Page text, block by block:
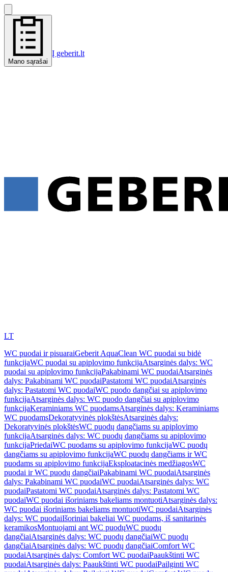
Mano sąrašai
Į geberit.lt
LT
WC puodai ir pisuaraiGeberit AquaClean WC puodai su bidė
funkcijaWC puodai su apiplovimo funkcijaAtsarginės dalys: WC
puodai su apiplovimo funkcijaPakabinami WC puodaiAtsarginės
dalys: Pakabinami WC puodaiPastatomi WC puodaiAtsarginės
dalys: Pastatomi WC puodaiWC puodo dangčiai su apiplovimo
funkcijaAtsarginės dalys: WC puodo dangčiai su apiplovimo
funkcijaKeraminiams WC puodamsAtsarginės dalys: Keraminiams
WC puodamsDekoratyvinės plokštėsAtsarginės dalys:
Dekoratyvinės plokštėsWC puodų dangčiams su apiplovimo
funkcijaAtsarginės dalys: WC puodų dangčiams su apiplovimo
funkcijaPriedaiWC puodams su apiplovimo funkcijaWC puodų
dangčiams su apiplovimo funkcijaWC puodų dangčiams ir WC
puodams su apiplovimo funkcijaEksploatacinės medžiagosWC
puodai ir WC puodų dangčiaiPakabinami WC puodaiAtsarginės
dalys: Pakabinami WC puodaiWC puodaiAtsarginės dalys: WC
puodaiPastatomi WC puodaiAtsarginės dalys: Pastatomi WC
puodaiWC puodai išoriniams bakeliams montuotiAtsarginės dalys:
WC puodai išoriniams bakeliams montuotiWC puodaiAtsarginės
dalys: WC puodaiIšoriniai bakeliai WC puodams, iš sanitarinės
keramikosMontuojami ant WC puodųWC puodų
dangčiaiAtsarginės dalys: WC puodų dangčiaiWC puodų
dangčiaiAtsarginės dalys: WC puodų dangčiaiComfort WC
puodaiAtsarginės dalys: Comfort WC puodaiPaaukštinti WC
puodaiAtsarginės dalys: Paaukštinti WC puodaiPailginti WC